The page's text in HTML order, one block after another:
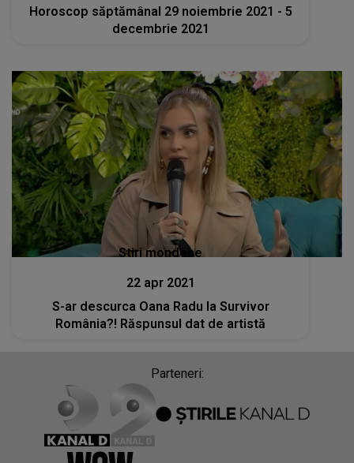
Horoscop săptămânal 29 noiembrie 2021 - 5
decembrie 2021
Stiri mondene
22 apr 2021
S-ar descurca Oana Radu la Survivor
România?! Răspunsul dat de artistă
Parteneri: